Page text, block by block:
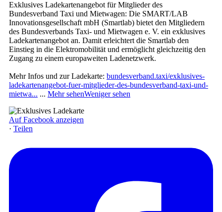
Exklusives Ladekartenangebot für Mitglieder des
Bundesverband Taxi und Mietwagen: Die SMART/LAB
Innovationsgesellschaft mbH (Smartlab) bietet den Mitgliedern
des Bundesverbands Taxi- und Mietwagen e. V. ein exklusives
Ladekartenangebot an. Damit erleichtert die Smartlab den
Einstieg in die Elektromobilität und ermöglicht gleichzeitig den
Zugang zu einem europaweiten Ladenetzwerk.
Mehr Infos und zur Ladekarte: bundesverband.taxi/exklusives-
ladekartenangebot-fuer-mitglieder-des-bundesverband-taxi-und-
mietwa... ... Mehr sehenWeniger sehen
Auf Facebook anzeigen
· Teilen